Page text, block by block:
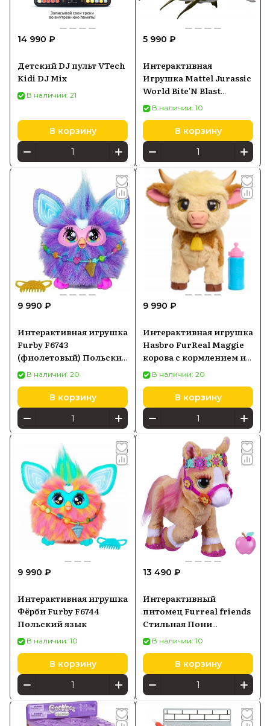
14 990 ₽
Детский DJ пульт VTech
Kidi DJ Mix
В наличии: 21
В корзину
5 990 ₽
Интерактивная
Игрушка Mattel Jurassic
World Bite'N Blast
Mosasaurus JJP80 JCH00
В наличии: 10
В корзину
9 990 ₽
Интерактивная игрушка
Furby F6743
(фиолетовый) Польский
языкВ наличии: 20
В корзину
9 990 ₽
Интерактивная игрушка
Hasbro FurReal Maggie
корова с кормлением и
прогулкой
В наличии: 20
В корзину
9 990 ₽
Интерактивная игрушка
Фёрби Furby F6744
Польский язык
В наличии: 10
В корзину
13 490 ₽
Интерактивный
питомец Furreal friends
Стильная Пони
Циннамон Hasbro F4395
В наличии: 10
В корзину